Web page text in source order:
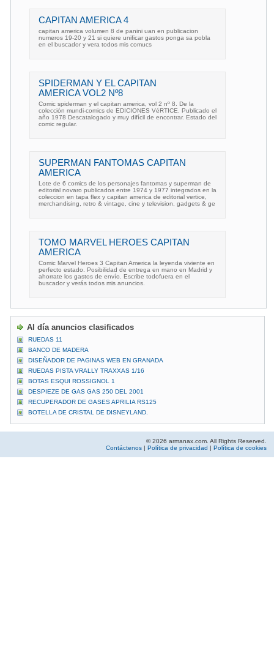
CAPITAN AMERICA 4
capitan america volumen 8 de panini uan en publicacion
numeros 19-20 y 21 si quiere unificar gastos ponga sa pobla
en el buscador y vera todos mis comucs
SPIDERMAN Y EL CAPITAN
AMERICA VOL2 Nº8
Comic spiderman y el capitan america, vol 2 nº 8. De la
colección mundi-comics de EDICIONES VéRTICE. Publicado el
año 1978 Descatalogado y muy difícil de encontrar. Estado del
comic regular.
SUPERMAN FANTOMAS CAPITAN
AMERICA
Lote de 6 comics de los personajes fantomas y superman de
editorial novaro publicados entre 1974 y 1977 integrados en la
coleccion en tapa flex y capitan america de editorial vertice,
merchandising, retro & vintage, cine y television, gadgets & ge
TOMO MARVEL HEROES CAPITAN
AMERICA
Comic Marvel Heroes 3 Capitan America la leyenda viviente en
perfecto estado. Posibilidad de entrega en mano en Madrid y
ahorrate los gastos de envío. Escribe todofuera en el
buscador y verás todos mis anuncios.
Al día anuncios clasificados
RUEDAS 11
BANCO DE MADERA
DISEÑADOR DE PAGINAS WEB EN GRANADA
RUEDAS PISTA VRALLY TRAXXAS 1/16
BOTAS ESQUI ROSSIGNOL 1
DESPIEZE DE GAS GAS 250 DEL 2001
RECUPERADOR DE GASES APRILIA RS125
BOTELLA DE CRISTAL DE DISNEYLAND.
© 2026 armanax.com. All Rights Reserved.
Contáctenos | Política de privacidad | Política de cookies